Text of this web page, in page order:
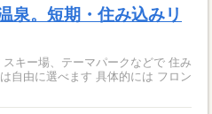
泉。短期・住み込みリ
キー場、テーマパークなどで 住み
自由に選べます 具体的には フロン